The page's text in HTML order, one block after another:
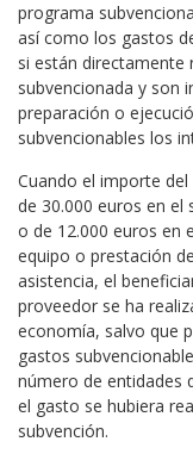
programa
así como los gastos
si están directamente
subvencionada y son
preparación o
subvencionables los
Cuando el importe
de 30.000 euros en
o de 12.000 euros en
equipo o prestación
asistencia, el
proveedor se ha
economía, salvo que
gastos
número de entidades
el gasto se hubiera
subvención.